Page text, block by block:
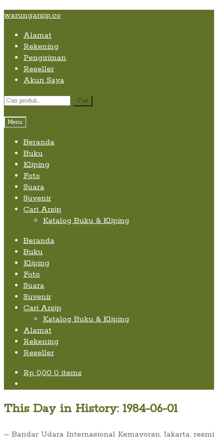
Skip
content
Skip
navigation
Skip
content
warungarsip.co
Alamat
Rekening
Pengiriman
Reseller
Akun Saya
Pencarian
Cari
Menu
Beranda
Buku
Kliping
Foto
Suara
Suvenir
Cari Arsip
Katalog Buku & Kliping
Beranda
Buku
Kliping
Foto
Suara
Suvenir
Cari Arsip
Katalog Buku & Kliping
Alamat
Rekening
Reseller
Rp 0,00 0 items
This Day in History: 1984-06-01
– Bandar Udara Internasional Kemayoran, Jakarta, resmi